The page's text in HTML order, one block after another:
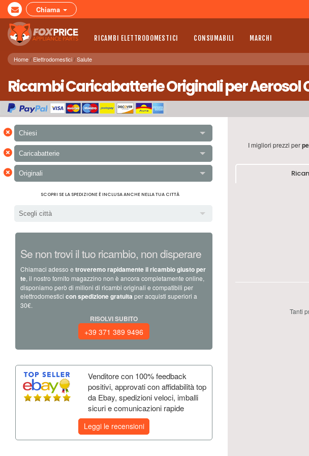
Chiama
RICAMBI ELETTRODOMESTICI CONSUMABILI MARCHI
Home Elettrodomestici Salute
Ricambi Caricabatterie Originali per Aerosol
× Chiesi
× Caricabatterie
× Originali
SCOPRI SE LA SPEDIZIONE È INCLUSA ANCHE NELLA TUA CITTÀ
Scegli città
Se non trovi il tuo ricambio, non disperare
Chiamaci adesso e troveremo rapidamente il ricambio giusto per
te, il nostro fornito magazzino non è ancora completamente online,
disponiamo però di milioni di ricambi originali e compatibili per
elettrodomestici con spedizione gratuita per acquisti superiori a
30€.
RISOLVI SUBITO
+39 371 389 9496
Venditore con 100% feedback
positivi, approvati con affidabilità top
da Ebay, spedizioni veloci, imballi
sicuri e comunicazioni rapide
Leggi le recensioni
I migliori prezzi per
Tanti